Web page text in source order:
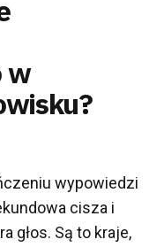
w
wypowiedzi
cisza i
głos. Są to kraje,